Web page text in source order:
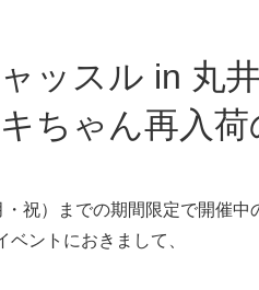
ちゃん再入荷
祝）までの期間限定で開催中
ベントにおきまして、